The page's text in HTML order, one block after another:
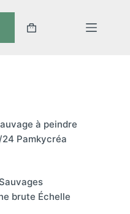
à peindre
Pamkycréa
brute Échelle